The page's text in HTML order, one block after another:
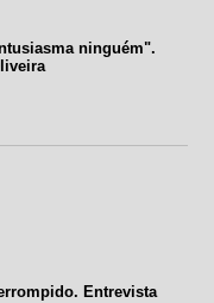
ninguém".
Entrevista